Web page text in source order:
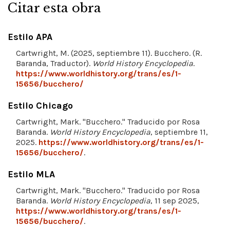
Citar esta obra
Estilo APA
Cartwright, M. (2025, septiembre 11). Bucchero. (R.
Baranda, Traductor). World History Encyclopedia.
https://www.worldhistory.org/trans/es/1-
15656/bucchero/
Estilo Chicago
Cartwright, Mark. "Bucchero." Traducido por Rosa
Baranda. World History Encyclopedia, septiembre 11,
2025. https://www.worldhistory.org/trans/es/1-
15656/bucchero/.
Estilo MLA
Cartwright, Mark. "Bucchero." Traducido por Rosa
Baranda. World History Encyclopedia, 11 sep 2025,
https://www.worldhistory.org/trans/es/1-
15656/bucchero/.